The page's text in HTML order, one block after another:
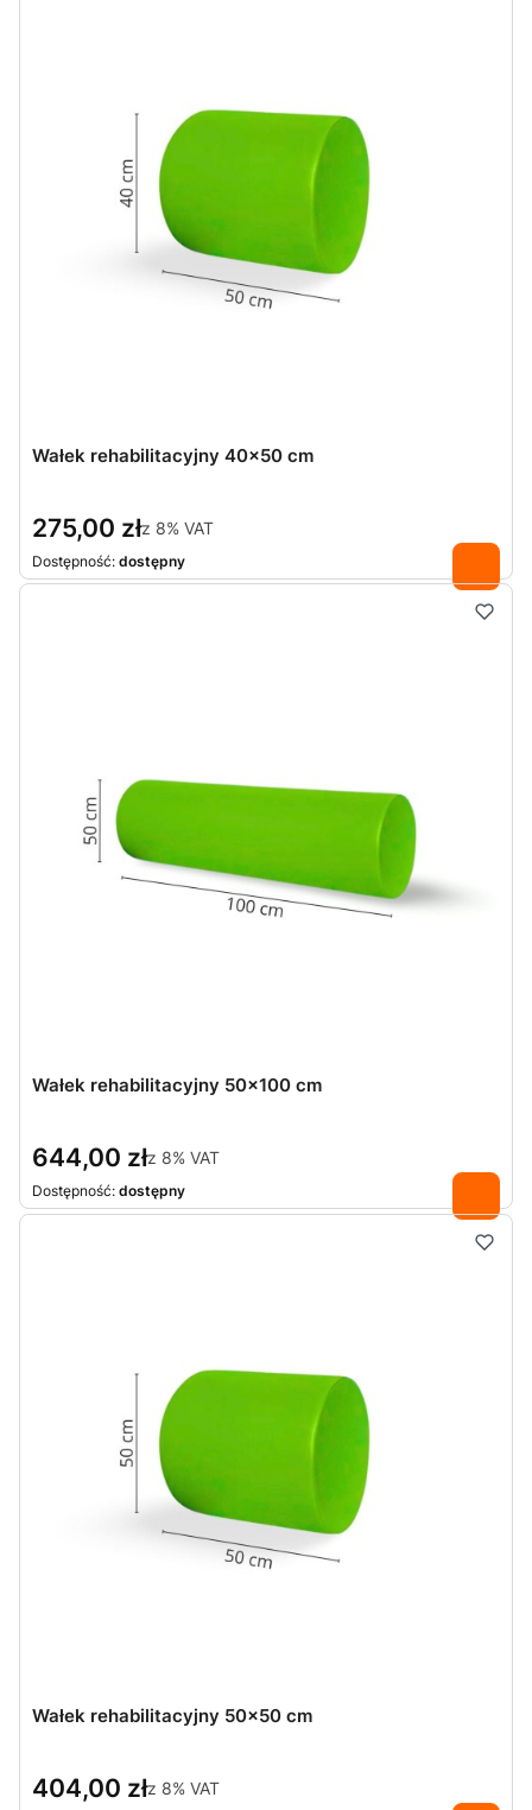
Wałek rehabilitacyjny 40x50 cm
275,00 złz 8% VAT
Dostępność: dostępny
Wałek rehabilitacyjny 50x100 cm
644,00 złz 8% VAT
Dostępność: dostępny
Wałek rehabilitacyjny 50x50 cm
404,00 złz 8% VAT